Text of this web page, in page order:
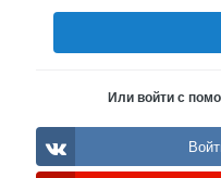
Или войти с